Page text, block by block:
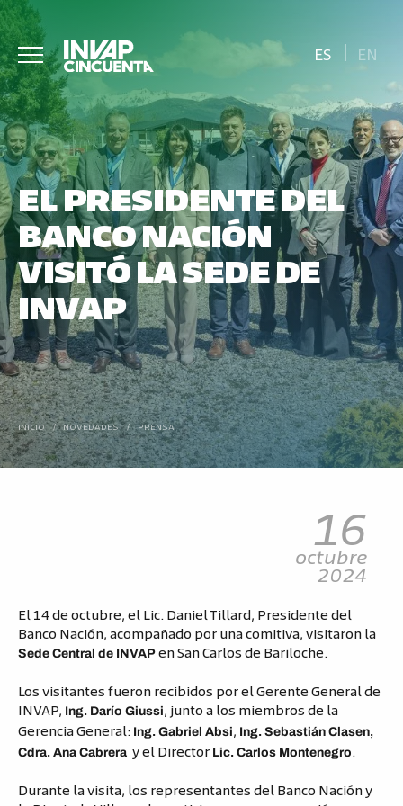
ES EN
EL PRESIDENTE DEL
BANCO NACIÓN
VISITÓ LA SEDE DE
INVAP
INICIO / NOVEDADES / PRENSA
16
octubre
2024
El 14 de octubre, el Lic. Daniel Tillard, Presidente del
Banco Nación, acompañado por una comitiva, visitaron la
Sede Central de INVAPen San Carlos de Bariloche.
Los visitantes fueron recibidos por el Gerente General de
INVAP, Ing. Darío Giussi, junto a los miembros de la
Gerencia General: Ing. Gabriel Absi, Ing. Sebastián Clasen,
Cdra. Ana Cabrera y el Director Lic. Carlos Montenegro.
Durante la visita, los representantes del Banco Nación y